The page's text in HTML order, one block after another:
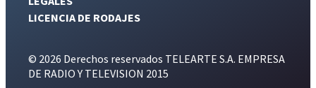
LICENCIA DE RODAJES
© 2026 Derechos reservados TELEARTE S.A. EMPRESA
DE RADIO Y TELEVISION 2015